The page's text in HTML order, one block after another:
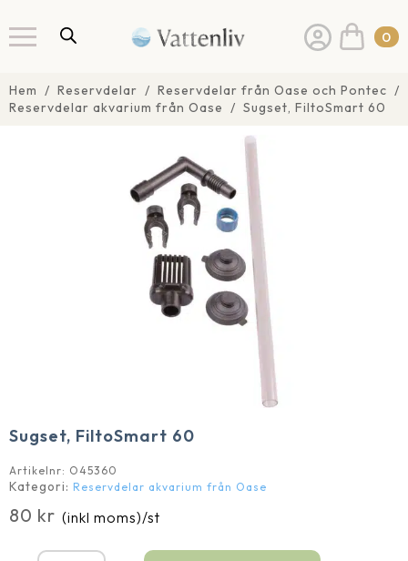
0
Hem Reservdelar
Reservdelar från Oase och Pontec
Reservdelar akvarium från Oase
Sugset, FiltoSmart 60
Sugset, FiltoSmart 60
Artikelnr: O45360
Kategori: Reservdelar akvarium från Oase
80 kr (inkl moms)/st